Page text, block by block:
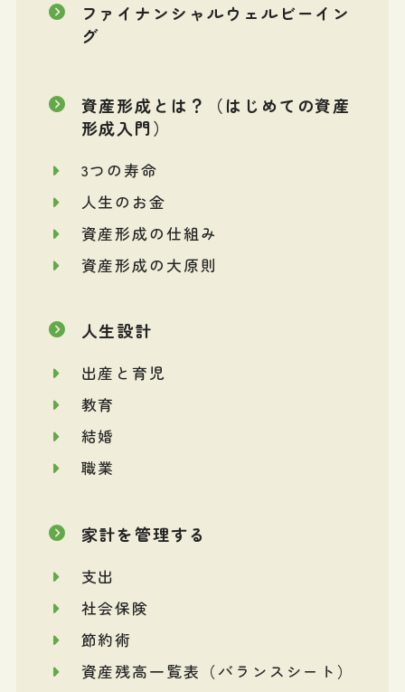
ファイナンシャルウェルビーイン
グ
資産形成とは？（はじめての資産
形成入門）
3つの寿命
人生のお金
資産形成の仕組み
資産形成の大原則
人生設計
出産と育児
教育
結婚
職業
家計を管理する
支出
社会保険
節約術
資産残高一覧表（バランスシート）